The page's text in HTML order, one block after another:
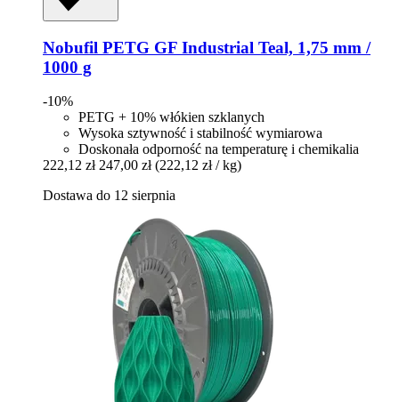
Nobufil PETG GF Industrial Teal, 1,75 mm /
1000 g
-10%
PETG + 10% włókien szklanych
Wysoka sztywność i stabilność wymiarowa
Doskonała odporność na temperaturę i chemikalia
222,12 zł 247,00 zł (222,12 zł / kg)
Dostawa do 12 sierpnia